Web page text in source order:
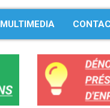
MULTIMEDIA